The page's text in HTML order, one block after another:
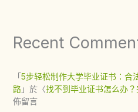
Recent
「5步轻松制作大学毕业证书：合
路」於〈找不到毕业证书怎么办
佈留言